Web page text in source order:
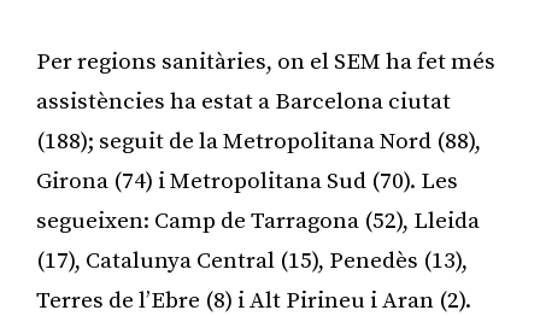
Per regions sanitàries, on el SEM ha fet més
assistències ha estat a Barcelona ciutat
(188); seguit de la Metropolitana Nord (88),
Girona (74) i Metropolitana Sud (70). Les
segueixen: Camp de Tarragona (52), Lleida
(17), Catalunya Central (15), Penedès (13),
Terres de l’Ebre (8) i Alt Pirineu i Aran (2).